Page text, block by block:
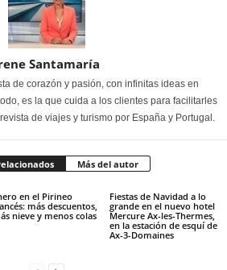
Santamaría
de corazón y pasión, con infinitas ideas en
es la que cuida a los clientes para facilitarles
de viajes y turismo por España y Portugal.
Más del autor
en el Pirineo
más descuentos,
nieve y menos colas
Fiestas de Navidad a lo
grande en el nuevo hotel
Mercure Ax-les-Thermes,
en la estación de esquí de
Ax-3-Domaines